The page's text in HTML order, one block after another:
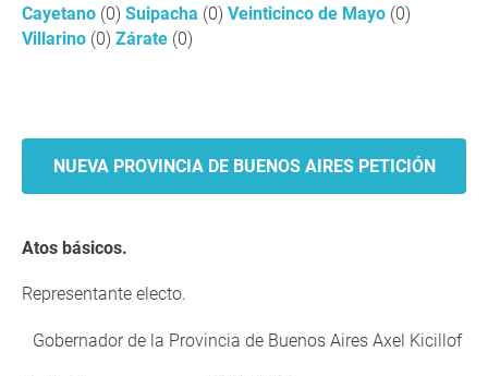
Cayetano (0) Suipacha (0) Veinticinco de Mayo (0)
Villarino (0) Zárate (0)
NUEVA PROVINCIA DE BUENOS AIRES PETICIÓN
Atos básicos.
Representante electo.
Gobernador de la Provincia de Buenos Aires Axel Kicillof